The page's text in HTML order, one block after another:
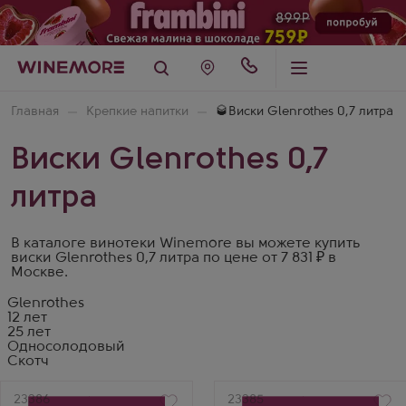
Главная Крепкие напитки 🥃Виски Glenrothes 0,7 литра
Виски Glenrothes 0,7
литра
В каталоге винотеки Winemore вы можете купить
виски Glenrothes 0,7 литра по цене от 7 831 ₽ в
Москве.
Glenrothes
12 лет
25 лет
Односолодовый
Скотч
Артикул
23386
Артикул
23385